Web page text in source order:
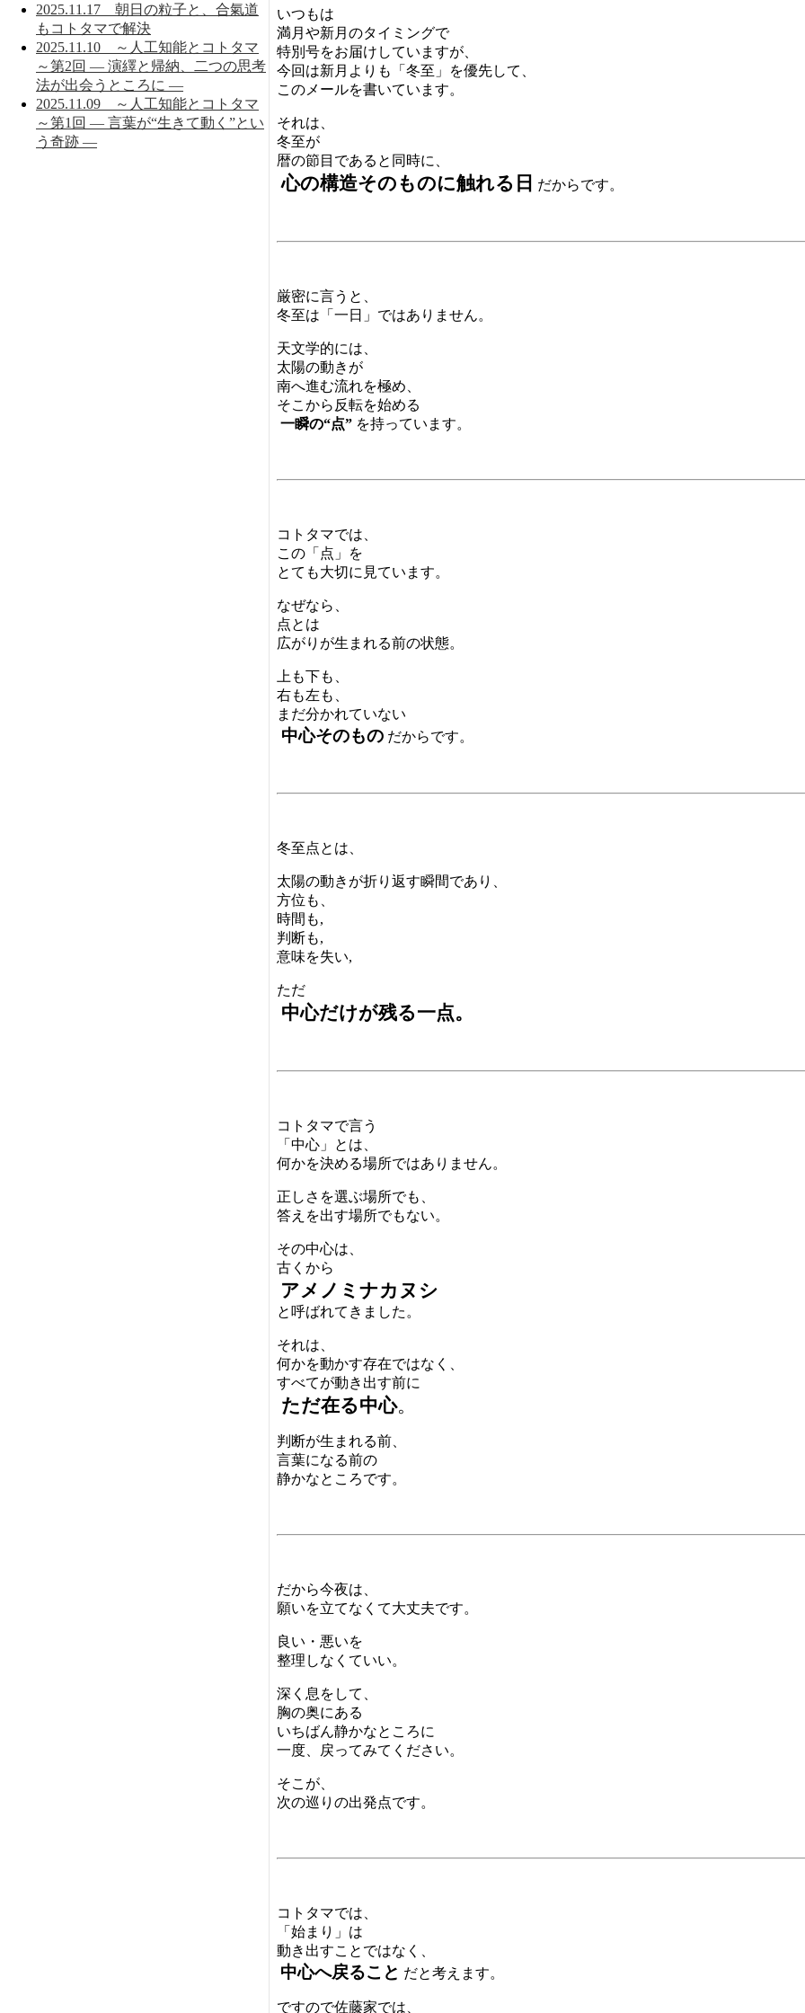
2025.11.17 朝日の粒子と、合氣道
もコトタマで解決
2025.11.10 ～人工知能とコトタマ
～第2回 ― 演繹と帰納、二つの思考
法が出会うところに ―
2025.11.09 ～人工知能とコトタマ
～第1回 ― 言葉が“生きて動く”とい
う奇跡 ―
いつもは
満月や新月のタイミングで
特別号をお届けしていますが、
今回は新月よりも「冬至」を優先して、
このメールを書いています。
それは、
冬至が
暦の節目であると同時に、
心の構造そのものに触れる日 だからです。
厳密に言うと、
冬至は「一日」ではありません。
天文学的には、
太陽の動きが
南へ進む流れを極め、
そこから反転を始める
一瞬の“点” を持っています。
コトタマでは、
この「点」を
とても大切に見ています。
なぜなら、
点とは
広がりが生まれる前の状態。
上も下も、
右も左も、
まだ分かれていない
中心そのもの だからです。
冬至点とは、
太陽の動きが折り返す瞬間であり、
方位も、
時間も,
判断も,
意味を失い,
ただ
中心だけが残る一点。
コトタマで言う
「中心」とは、
何かを決める場所ではありません。
正しさを選ぶ場所でも、
答えを出す場所でもない。
その中心は、
古くから
アメノミナカヌシ
と呼ばれてきました。
それは、
何かを動かす存在ではなく、
すべてが動き出す前に
ただ在る中心。
判断が生まれる前、
言葉になる前の
静かなところです。
だから今夜は、
願いを立てなくて大丈夫です。
良い・悪いを
整理しなくていい。
深く息をして、
胸の奥にある
いちばん静かなところに
一度、戻ってみてください。
そこが、
次の巡りの出発点です。
コトタマでは、
「始まり」は
動き出すことではなく、
中心へ戻ること だと考えます。
ですので佐藤家では、